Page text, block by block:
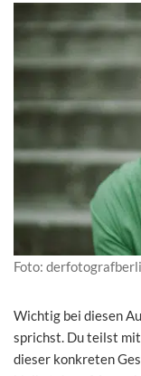
Foto:
Wichtig bei diesen
sprichst. Du teilst
dieser konkreten